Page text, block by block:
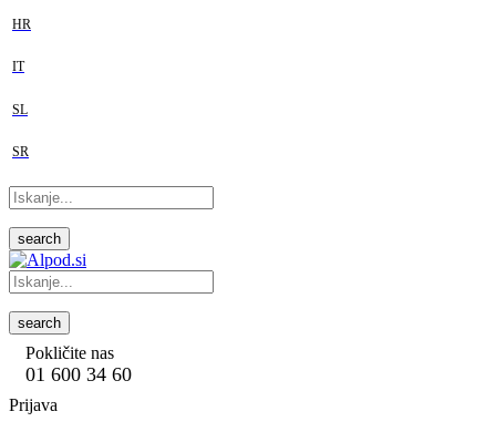
HR
IT
SL
SR
search
search
Pokličite nas
01 600 34 60
Prijava